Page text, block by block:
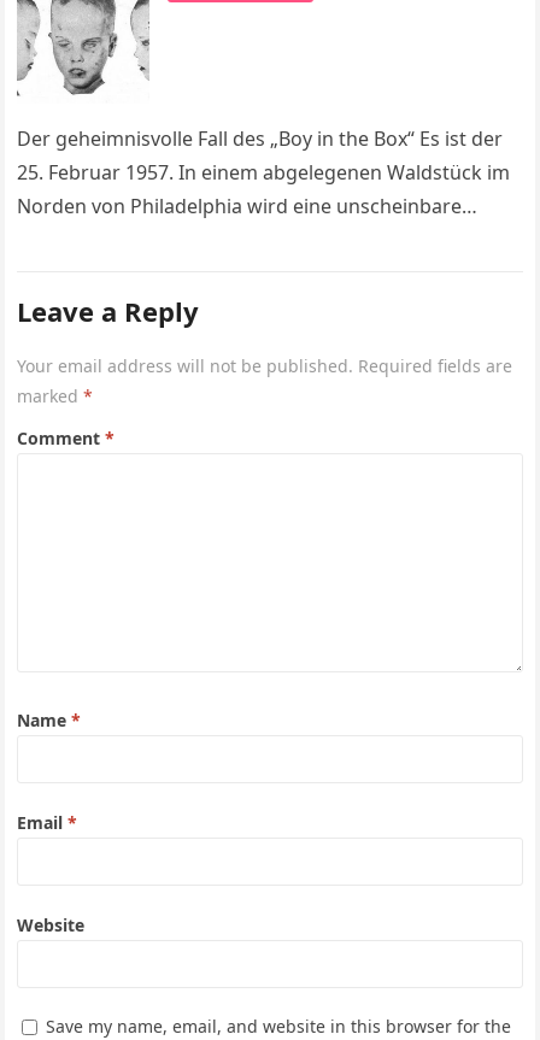
Der geheimnisvolle Fall des „Boy in the Box“ Es ist der
25. Februar 1957. In einem abgelegenen Waldstück im
Norden von Philadelphia wird eine unscheinbare
Leave a Reply
Your email address will not be published. Required fields are
marked*
Comment*
Name*
Email*
Website
Save my name, email, and website in this browser for the